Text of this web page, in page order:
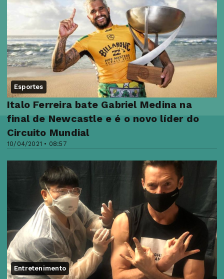
Esportes
10/04/2021 • 08:57
Italo Ferreira bate Gabriel Medina na
final de Newcastle e é o novo líder do
Circuito Mundial
Entretenimento